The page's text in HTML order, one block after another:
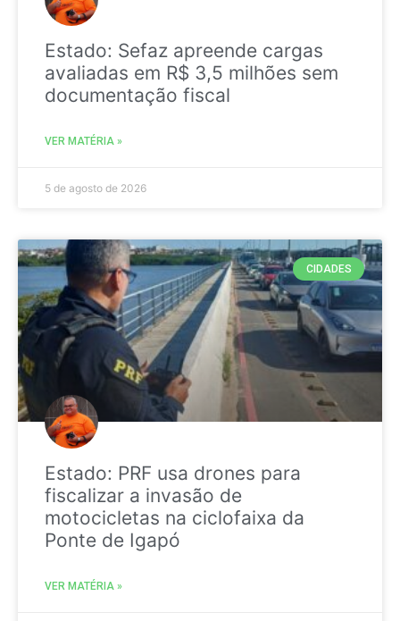
Estado: Sefaz apreende cargas
avaliadas em R$ 3,5 milhões sem
documentação fiscal
VER MATÉRIA »
5 de agosto de 2026
CIDADES
Estado: PRF usa drones para
fiscalizar a invasão de
motocicletas na ciclofaixa da
Ponte de Igapó
VER MATÉRIA »